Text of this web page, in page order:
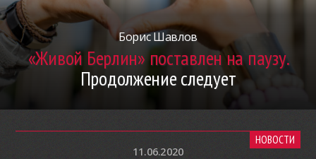
Борис Шавлов
«Живой Берлин» поставлен на паузу.
Продолжение следует
НОВОСТИ
11.06.2020